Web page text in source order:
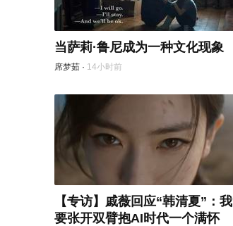
当萨莉·鲁尼成为一种文化现象
席梦茹 · 14小时前
【专访】戚薇回应“韩清夏”：我
要张开双臂抱AI时代一个满怀